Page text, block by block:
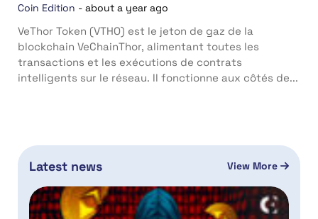
Coin Edition - about a year ago
VeThor Token (VTHO) est le jeton de gaz de la
blockchain VeChainThor, alimentant toutes les
transactions et les exécutions de contrats
intelligents sur le réseau. Il fonctionne aux côtés de...
Latest news View More